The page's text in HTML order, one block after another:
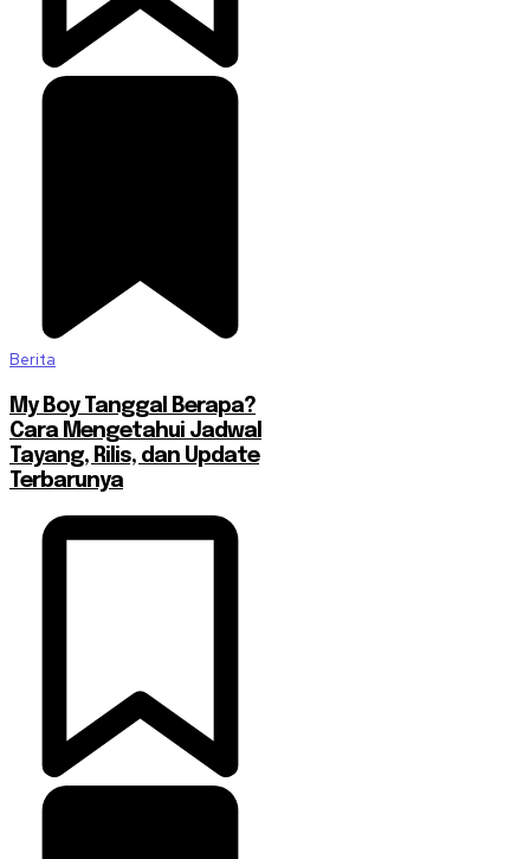
Berita
My Boy Tanggal Berapa?
Cara Mengetahui Jadwal
Tayang, Rilis, dan Update
Terbarunya